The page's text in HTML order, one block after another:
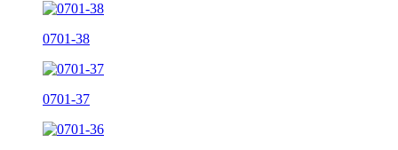
0701-38
0701-37